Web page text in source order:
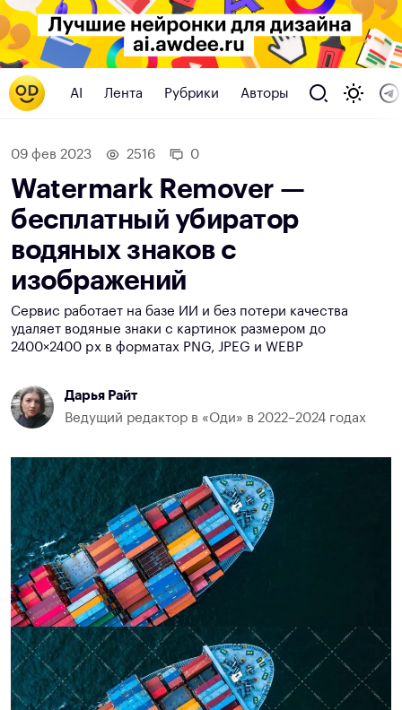
AI Лента Рубрики Авторы
09 фев 2023 2516 0
Watermark Remover —
бесплатный убиратор
водяных знаков с
изображений
Сервис работает на базе ИИ и без потери качества
удаляет водяные знаки с картинок размером до
2400×2400 px в форматах PNG, JPEG и WEBP
Дарья Райт
Ведущий редактор в «Оди» в 2022–2024 годах